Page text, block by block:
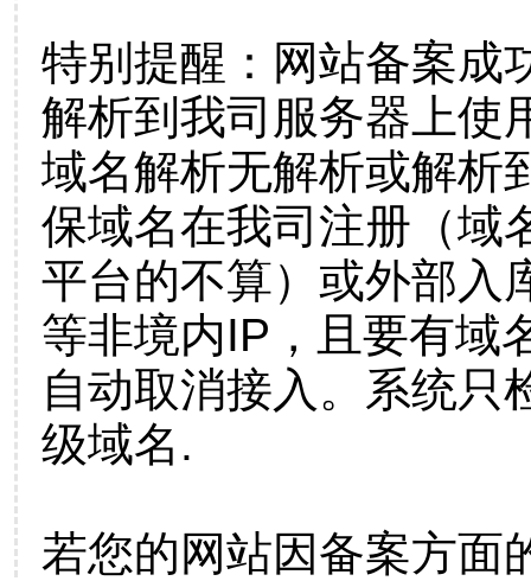
特别提醒：网站备案成
解析到我司服务器上使
域名解析无解析或解析
保域名在我司注册（域
平台的不算）或外部入
等非境内IP，且要有域
自动取消接入。系统只
级域名.
若您的网站因备案方面